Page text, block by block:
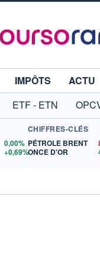
IMPÔTS ACTU
ETF - ETN
0,00%
+0,69%
CHIFFRES-CLÉS
PÉTROLE BRENT
ONCE D'OR